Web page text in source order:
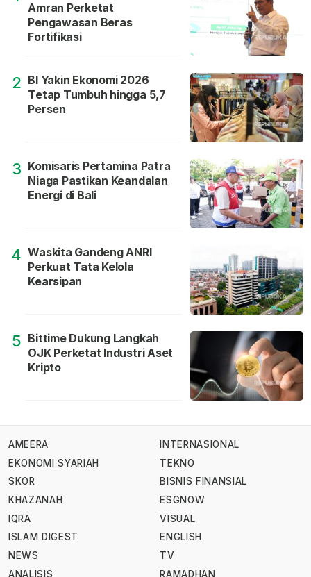
Amran Perketat
Pengawasan Beras
Fortifikasi
2 BI Yakin Ekonomi 2026
Tetap Tumbuh hingga 5,7
Persen
3 Komisaris Pertamina Patra
Niaga Pastikan Keandalan
Energi di Bali
4 Waskita Gandeng ANRI
Perkuat Tata Kelola
Kearsipan
5 Bittime Dukung Langkah
OJK Perketat Industri Aset
Kripto
AMEERA
EKONOMI SYARIAH
SKOR
KHAZANAH
IQRA
ISLAM DIGEST
NEWS
ANALISIS
INTERNASIONAL
TEKNO
BISNIS FINANSIAL
ESGNOW
VISUAL
ENGLISH
TV
RAMADHAN